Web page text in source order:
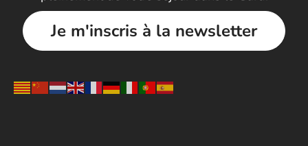
Je m'inscris à la newsletter